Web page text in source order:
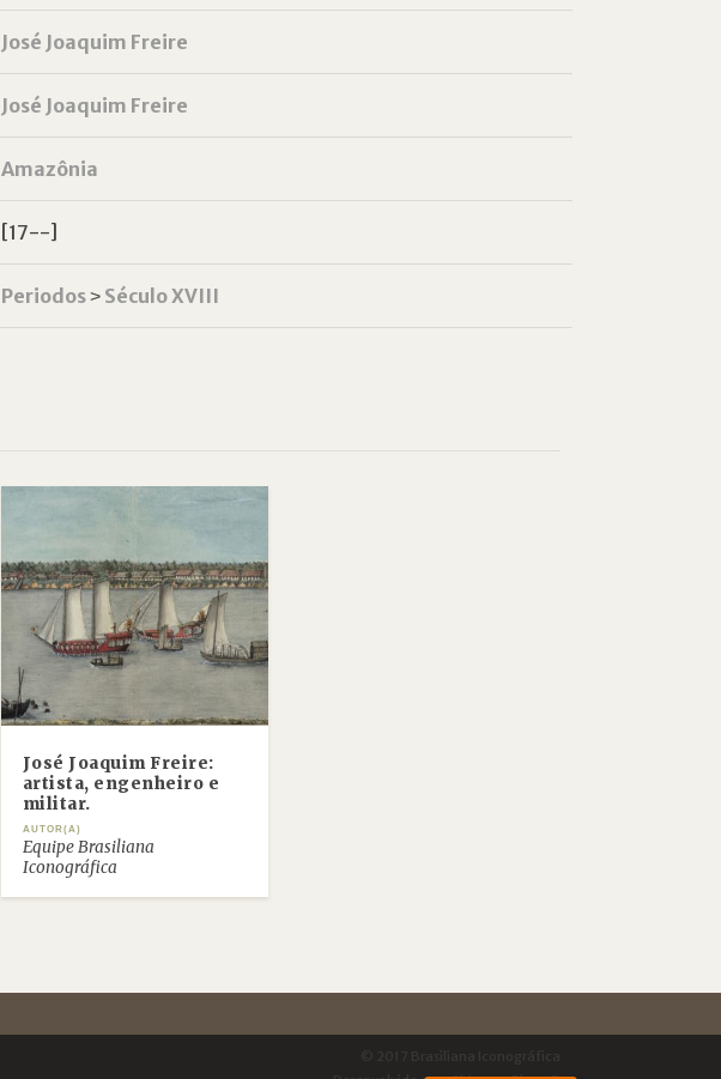
José Joaquim Freire
José Joaquim Freire
Amazônia
[17--]
Periodos˃ Século XVIII
José Joaquim Freire:
artista, engenheiro e
militar.
AUTOR(A)
Equipe Brasiliana
Iconográfica